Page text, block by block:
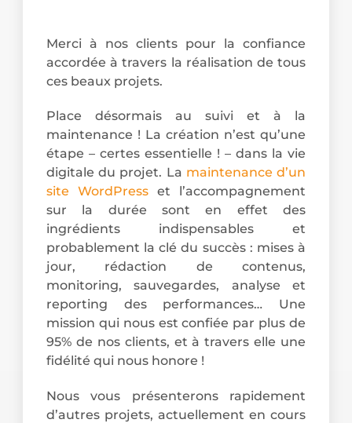
Merci à nos clients pour la confiance
accordée à travers la réalisation de tous
ces beaux projets.
Place désormais au suivi et à la
maintenance ! La création n’est qu’une
étape – certes essentielle ! – dans la vie
digitale du projet. La maintenance d’un
site WordPress et l’accompagnement
sur la durée sont en effet des
ingrédients indispensables et
probablement la clé du succès : mises à
jour, rédaction de contenus,
monitoring, sauvegardes, analyse et
reporting des performances… Une
mission qui nous est confiée par plus de
95% de nos clients, et à travers elle une
fidélité qui nous honore !
Nous vous présenterons rapidement
d’autres projets, actuellement en cours